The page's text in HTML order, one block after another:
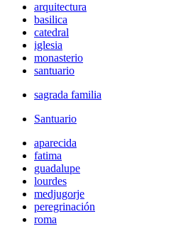
arquitectura
basilica
catedral
iglesia
monasterio
santuario
sagrada familia
Santuario
aparecida
fatima
guadalupe
lourdes
medjugorje
peregrinación
roma